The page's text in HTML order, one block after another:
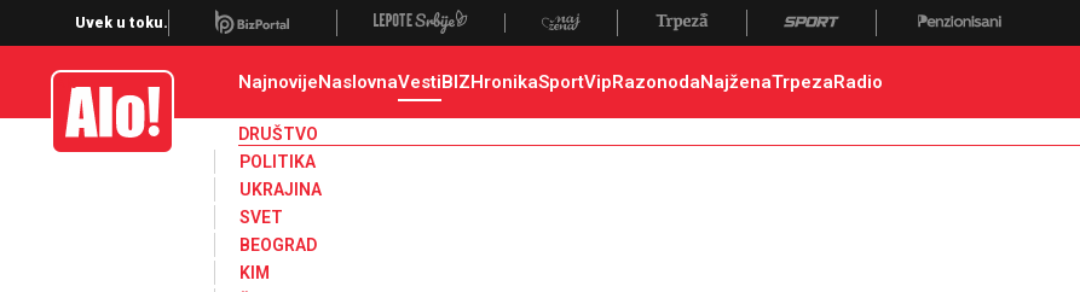
Društvo, društvene teme
Uvek u toku.
Alo NajnovijeNaslovnaVestiBIZHronikaSportVipRazonodaNajženaTrpezaRadio
DRUŠTVO
POLITIKA
UKRAJINA
SVET
BEOGRAD
KIM